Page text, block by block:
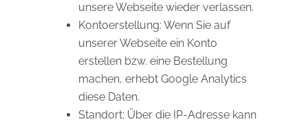
unsere Webseite wieder verlassen.
Kontoerstellung: Wenn Sie auf
unserer Webseite ein Konto
erstellen bzw. eine Bestellung
machen, erhebt Google Analytics
diese Daten.
Standort: Über die IP-Adresse kann